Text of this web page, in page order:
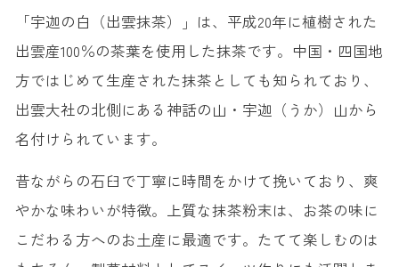
「宇迦の白（出雲抹茶）」は、平成20年に植樹された
出雲産100％の茶葉を使用した抹茶です。中国・四国地
方ではじめて生産された抹茶としても知られており、
出雲大社の北側にある神話の山・宇迦（うか）山から
名付けられています。
昔ながらの石臼で丁寧に時間をかけて挽いており、爽
やかな味わいが特徴。上質な抹茶粉末は、お茶の味に
こだわる方へのお土産に最適です。たてて楽しむのは